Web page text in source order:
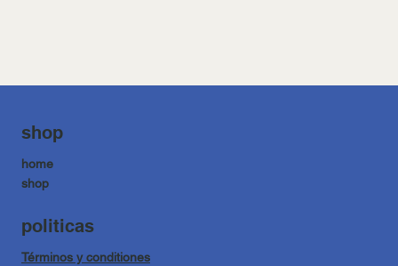
shop
home
shop
politicas
Términos y conditiones